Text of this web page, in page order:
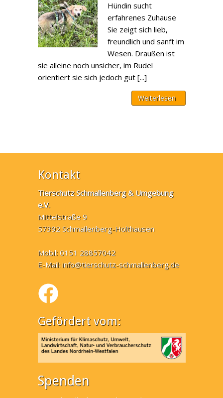
Hündin sucht
erfahrenes Zuhause
Sie zeigt sich lieb,
freundlich und sanft im
Wesen. Draußen ist
sie alleine noch unsicher, im Rudel
orientiert sie sich jedoch gut [...]
Weiterlesen
Kontakt
Tierschutz Schmallenberg & Umgebung
e.V.
Mittelstraße 9
57392 Schmallenberg-Holthausen
Mobil: 0151 28857042
E-Mail:info@tierschutz-schmallenberg.de
Gefördert vom:
Spenden